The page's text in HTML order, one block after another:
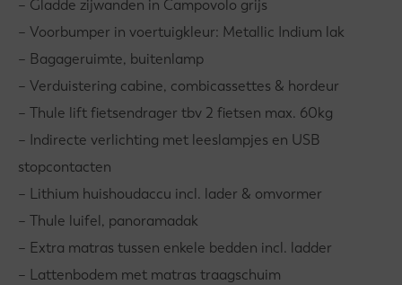
– Gladde zijwanden in Campovolo grijs
– Voorbumper in voertuigkleur: Metallic Indium lak
– Bagageruimte, buitenlamp
– Verduistering cabine, combicassettes & hordeur
– Thule lift fietsendrager tbv 2 fietsen max. 60kg
– Indirecte verlichting met leeslampjes en USB
stopcontacten
– Lithium huishoudaccu incl. lader & omvormer
– Thule luifel, panoramadak
– Extra matras tussen enkele bedden incl. ladder
– Lattenbodem met matras traagschuim